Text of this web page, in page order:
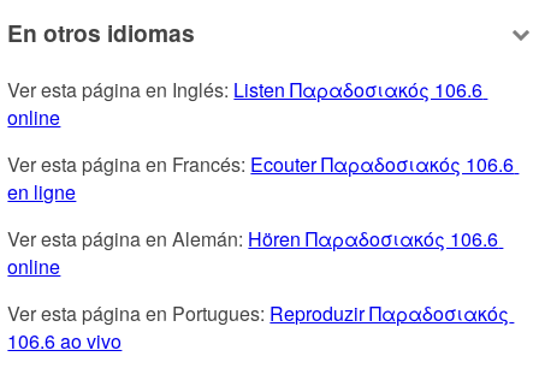
En otros idiomas
Ver esta página en Inglés: Listen Παραδοσιακός 106.6
online
Ver esta página en Francés: Ecouter Παραδοσιακός 106.6
en ligne
Ver esta página en Alemán: Hören Παραδοσιακός 106.6
online
Ver esta página en Portugues: Reproduzir Παραδοσιακός
106.6 ao vivo